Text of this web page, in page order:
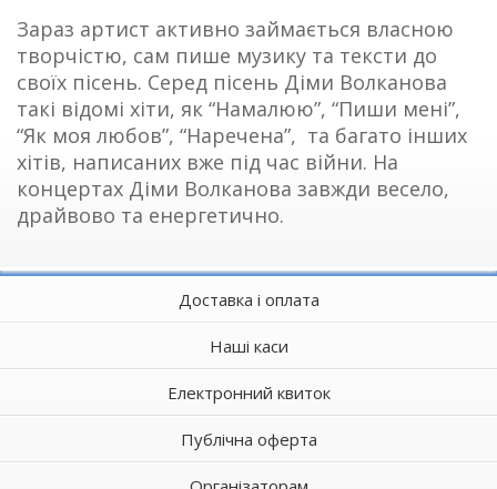
Зараз артист активно займається власною
творчістю, сам пише музику та тексти до
своїх пісень. Серед пісень Діми Волканова
такі відомі хіти, як “Намалюю”, “Пиши мені”,
“Як моя любов”, “Наречена”, та багато інших
хітів, написаних вже під час війни. На
концертах Діми Волканова завжди весело,
драйвово та енергетично.
Доставка і оплата
Наші каси
Електронний квиток
Публічна оферта